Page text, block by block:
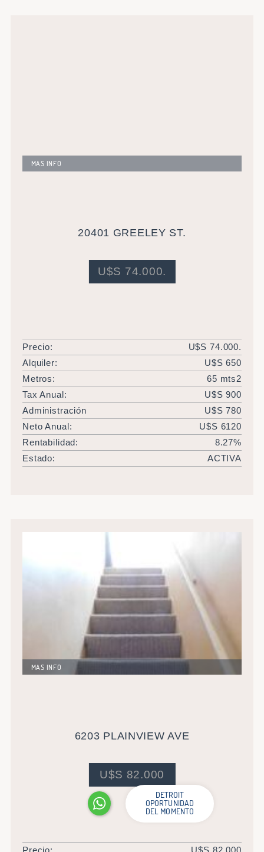
MAS INFO
20401 GREELEY ST.
U$S 74.000.
Precio:
U$S 74.000.
Alquiler:
U$S 650
Metros:
65 mts2
Tax Anual:
U$S 900
Administración
U$S 780
Neto Anual:
U$S 6120
Rentabilidad:
8.27%
Estado:
ACTIVA
MAS INFO
6203 PLAINVIEW AVE
U$S 82.000
DETROIT
OPORTUNIDAD
DEL MOMENTO